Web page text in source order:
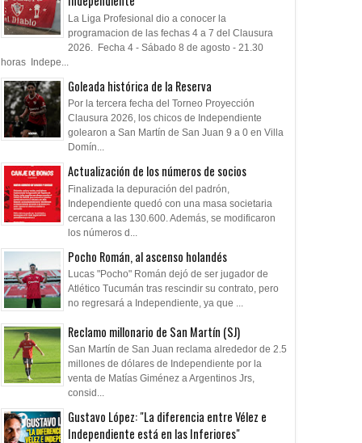
"Prefiero dejar la
y que venga gente
Le pagó a Olimpia
La Liga Profesional dio a conocer la
programacion de las fechas 4 a 7 del Clausura
2026. Fecha 4 - Sábado 8 de agosto - 21.30
horas Indepe...
Goleada histórica de la Reserva
Por la tercera fecha del Torneo Proyección
Clausura 2026, los chicos de Independiente
golearon a San Martín de San Juan 9 a 0 en Villa
Domín...
Actualización de los números de socios
Finalizada la depuración del padrón,
Independiente quedó con una masa societaria
cercana a las 130.600. Además, se modificaron
los números d...
Pocho Román, al ascenso holandés
Lucas "Pocho" Román dejó de ser jugador de
Atlético Tucumán tras rescindir su contrato, pero
no regresará a Independiente, ya que ...
Reclamo millonario de San Martín (SJ)
San Martín de San Juan reclama alrededor de 2.5
millones de dólares de Independiente por la
venta de Matías Giménez a Argentinos Jrs,
consid...
Gustavo López: "La diferencia entre Vélez e
Independiente está en las Inferiores"